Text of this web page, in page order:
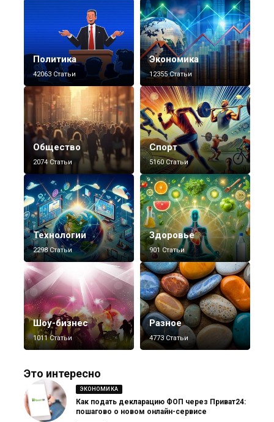
Политика
42063 Статьи
Экономика
12355 Статьи
Общество
2074 Статьи
Спорт
5160 Статьи
Технологии
2298 Статьи
Здоровье
901 Статьи
Шоу-бизнес
1011 Статьи
Разное
4773 Статьи
Это интересно
ЭКОНОМИКА
Как подать декларацию ФОП через Приват24:
пошагово о новом онлайн-сервисе